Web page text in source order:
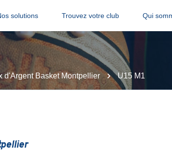
solutions Trouvez votre club Qui
d'Argent Basket Montpellier U15 M1